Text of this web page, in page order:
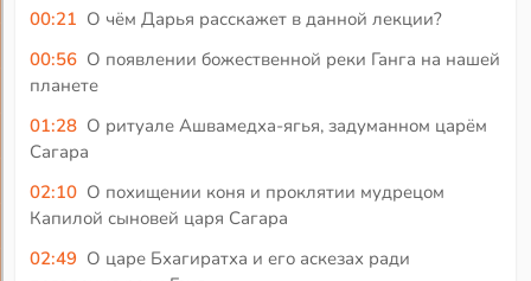
00:21 О чём Дарья расскажет в данной лекции?
00:56 О появлении божественной реки Ганга на нашей
планете
01:28 О ритуале Ашвамедха-ягья, задуманном царём
Сагара
02:10 О похищении коня и проклятии мудрецом
Капилой сыновей царя Сагара
02:49 О царе Бхагиратха и его аскезах ради